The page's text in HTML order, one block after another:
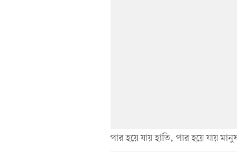
পার হয়ে যায় হাতি, পার হয়ে যায়